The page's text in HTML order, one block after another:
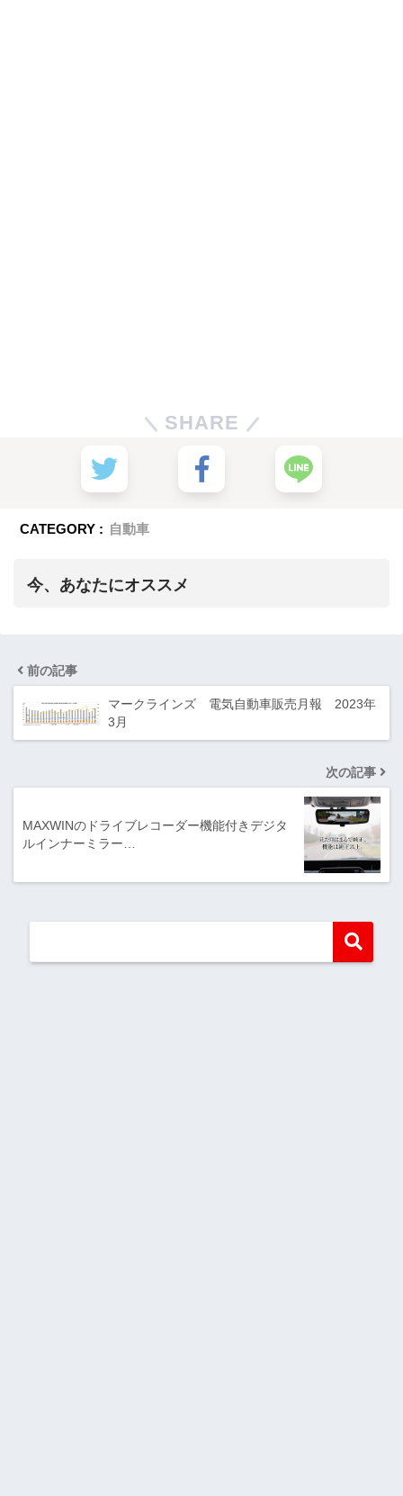
SHARE
CATEGORY : 自動車
今、あなたにオススメ
前の記事
マークラインズ 電気自動車販売月報 2023年
3月
次の記事
MAXWINのドライブレコーダー機能付きデジタ
ルインナーミラー…